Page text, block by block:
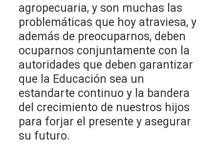
agropecuaria, y son muchas las
problemáticas que hoy atraviesa, y
además de preocuparnos, deben
ocuparnos conjuntamente con la
autoridades que deben garantizar
que la Educación sea un
estandarte continuo y la bandera
del crecimiento de nuestros hijos
para forjar el presente y asegurar
su futuro.